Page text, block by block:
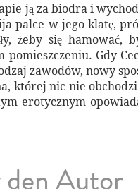
ją za biodra i
palce w jego klatę,
żeby się hamować,
Gdy
zawodów, nowy
której nic nie
erotycznym
Autor